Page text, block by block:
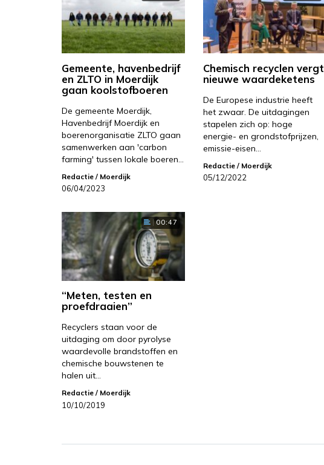
Gemeente, havenbedrijf
en ZLTO in Moerdijk
gaan koolstofboeren
De gemeente Moerdijk,
Havenbedrijf Moerdijk en
boerenorganisatie ZLTO gaan
samenwerken aan 'carbon
farming' tussen lokale boeren…
Redactie / Moerdijk
06/04/2023
Chemisch recyclen vergt
nieuwe waardeketens
De Europese industrie heeft
het zwaar. De uitdagingen
stapelen zich op: hoge
energie- en grondstofprijzen,
emissie-eisen…
Redactie / Moerdijk
05/12/2022
00:47
“Meten, testen en
proefdraaien”
Recyclers staan voor de
uitdaging om door pyrolyse
waardevolle brandstoffen en
chemische bouwstenen te
halen uit…
Redactie / Moerdijk
10/10/2019